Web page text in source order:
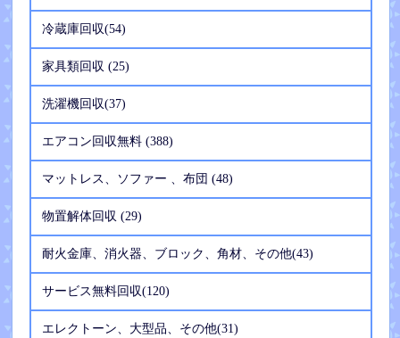
冷蔵庫回収(54)
家具類回収 (25)
洗濯機回収(37)
エアコン回収無料 (388)
マットレス、ソファー 、布団 (48)
物置解体回収 (29)
耐火金庫、消火器、ブロック、角材、その他(43)
サービス無料回収(120)
エレクトーン、大型品、その他(31)